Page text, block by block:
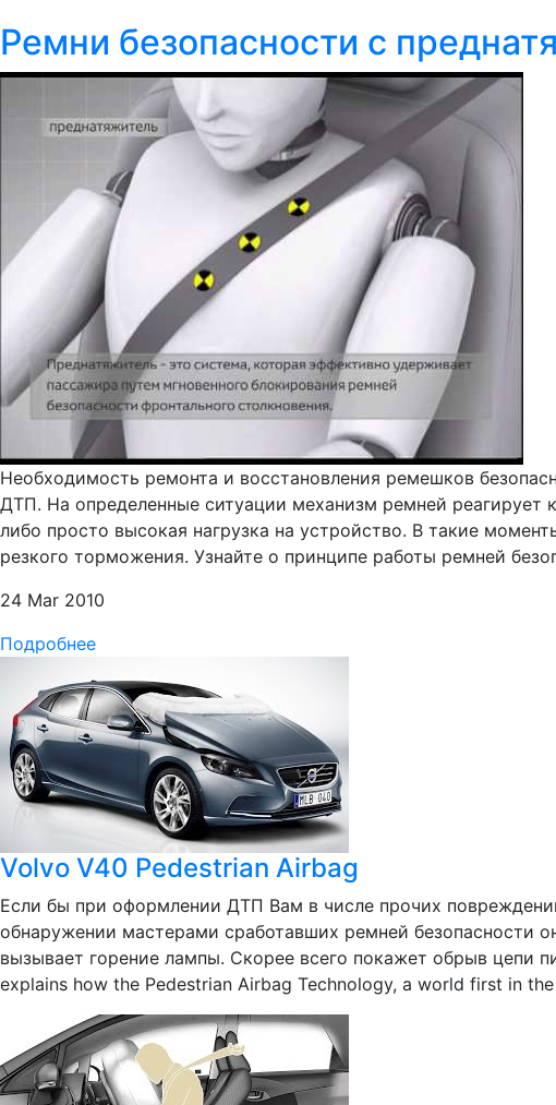
Ремни безопасности с
Необходимость ремонта и восстановления ремешков
ДТП. На определенные ситуации механизм ремней реагирует
либо просто высокая нагрузка на устройство. В такие
резкого торможения. Узнайте о принципе работы ремней
24 Mar 2010
Подробнее
Volvo V40 Pedestrian Airbag
Если бы при оформлении ДТП Вам в числе прочих
обнаружении мастерами сработавших ремней безопасности
вызывает горение лампы. Скорее всего покажет обрыв цепи
explains how the Pedestrian Airbag Technology, a world first in